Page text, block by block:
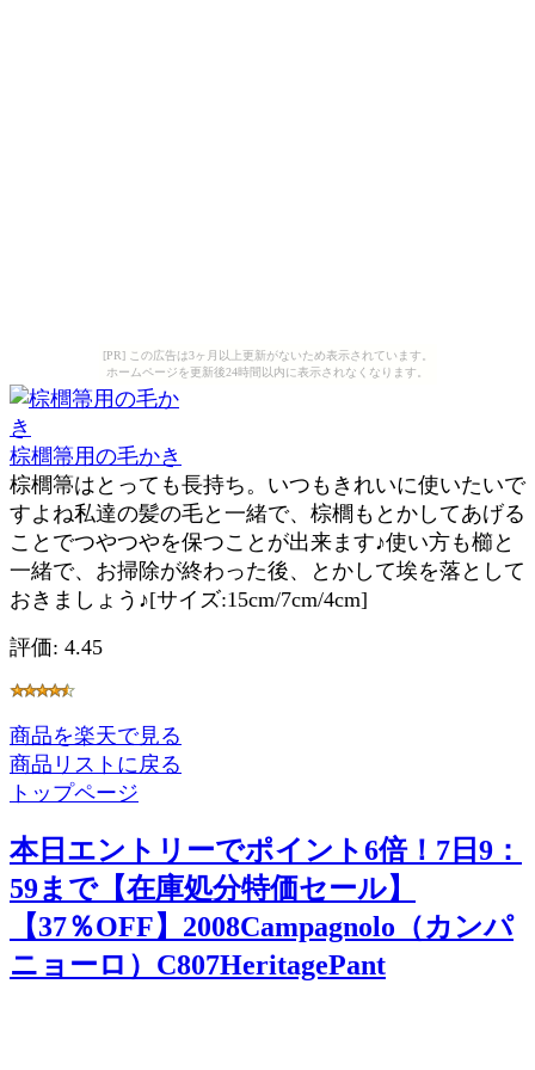
[PR] この広告は3ヶ月以上更新がないため表示されています。
ホームページを更新後24時間以内に表示されなくなります。
棕櫚箒用の毛かき
棕櫚箒はとっても長持ち。いつもきれいに使いたいで
すよね私達の髪の毛と一緒で、棕櫚もとかしてあげる
ことでつやつやを保つことが出来ます♪使い方も櫛と
一緒で、お掃除が終わった後、とかして埃を落として
おきましょう♪[サイズ:15cm/7cm/4cm]
評価: 4.45
商品を楽天で見る
商品リストに戻る
トップページ
本日エントリーでポイント6倍！7日9：
59まで【在庫処分特価セール】
【37％OFF】2008Campagnolo（カンパ
ニョーロ）C807HeritagePant